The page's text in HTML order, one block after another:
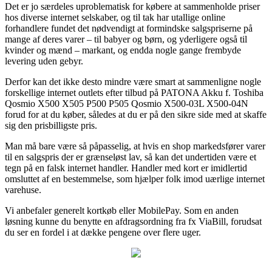
Det er jo særdeles uproblematisk for købere at sammenholde priser
hos diverse internet selskaber, og til tak har utallige online
forhandlere fundet det nødvendigt at formindske salgspriserne på
mange af deres varer – til babyer og børn, og yderligere også til
kvinder og mænd – markant, og endda nogle gange frembyde
levering uden gebyr.
Derfor kan det ikke desto mindre være smart at sammenligne nogle
forskellige internet outlets efter tilbud på PATONA Akku f. Toshiba
Qosmio X500 X505 P500 P505 Qosmio X500-03L X500-04N
forud for at du køber, således at du er på den sikre side med at skaffe
sig den prisbilligste pris.
Man må bare være så påpasselig, at hvis en shop markedsfører varer
til en salgspris der er grænseløst lav, så kan det undertiden være et
tegn på en falsk internet handler. Handler med kort er imidlertid
omsluttet af en bestemmelse, som hjælper folk imod uærlige internet
varehuse.
Vi anbefaler generelt kortkøb eller MobilePay. Som en anden
løsning kunne du benytte en afdragsordning fra fx ViaBill, forudsat
du ser en fordel i at dække pengene over flere uger.